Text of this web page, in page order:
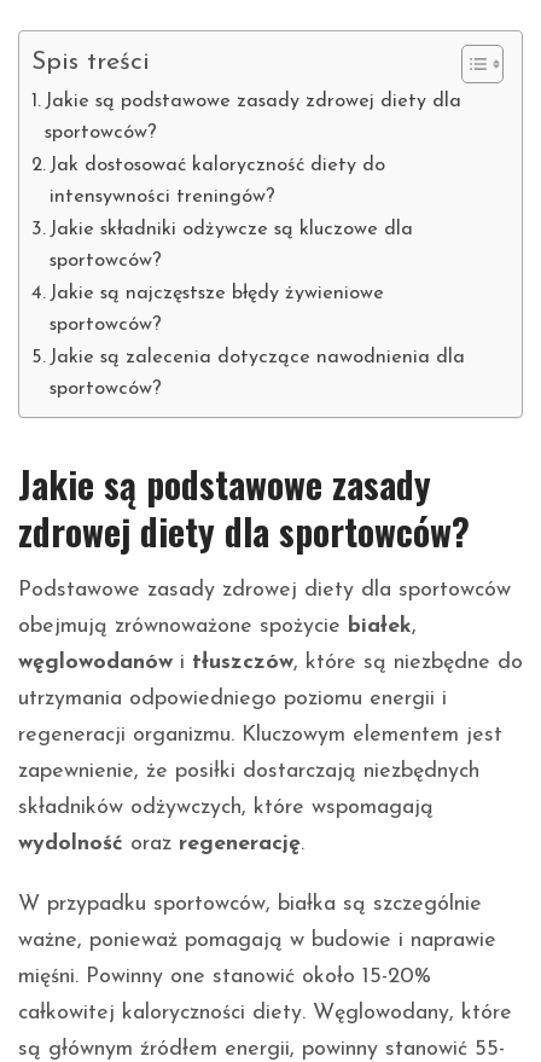
Spis treści
Jakie są podstawowe zasady zdrowej diety dla
sportowców?
Jak dostosować kaloryczność diety do
intensywności treningów?
Jakie składniki odżywcze są kluczowe dla
sportowców?
Jakie są najczęstsze błędy żywieniowe
sportowców?
Jakie są zalecenia dotyczące nawodnienia dla
sportowców?
Jakie są podstawowe zasady
zdrowej diety dla sportowców?
Podstawowe zasady zdrowej diety dla sportowców
obejmują zrównoważone spożycie białek,
węglowodanów i tłuszczów, które są niezbędne do
utrzymania odpowiedniego poziomu energii i
regeneracji organizmu. Kluczowym elementem jest
zapewnienie, że posiłki dostarczają niezbędnych
składników odżywczych, które wspomagają
wydolność oraz regenerację.
W przypadku sportowców, białka są szczególnie
ważne, ponieważ pomagają w budowie i naprawie
mięśni. Powinny one stanowić około 15-20%
całkowitej kaloryczności diety. Węglowodany, które
są głównym źródłem energii, powinny stanowić 55-